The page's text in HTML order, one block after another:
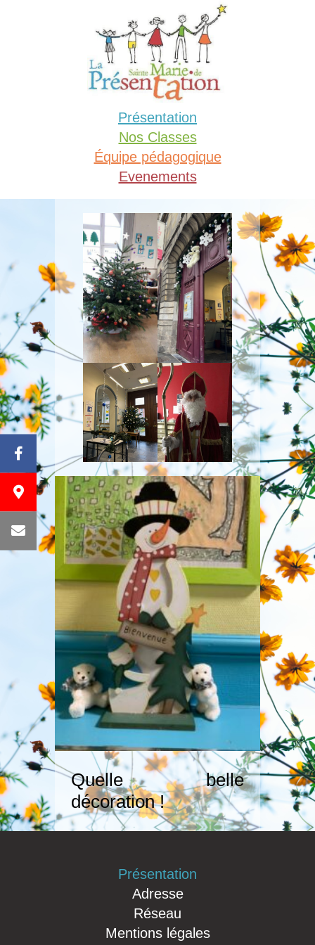
Présentation
Nos Classes
Équipe pédagogique
Evenements
Quelle belle
décoration !
Présentation
Adresse
Réseau
Mentions légales